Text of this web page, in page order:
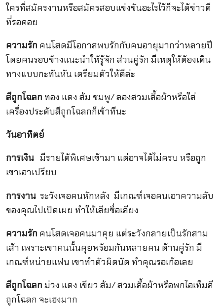
ใครที่สมัครงานหรือสมัครสอบแข่งขันอะไรไว้ก็จะได้ข่าวดี
ที่รอคอย
ความรัก คนโสดมีโอกาสพบรักกับคนอายุมากว่าหลายปี
โดยคนรอบข้างแนะนำให้รู้จัก ส่วนคู่รัก มีเหตุให้ต้องเดิน
ทางแบบกะทันหัน เตรียมตัวให้ดีล่ะ
สีถูกโฉลก ทอง แดง ส้ม ชมพู/ ลองสวมเสื้อผ้าหรือใส่
เครื่องประดับสีถูกโฉลกก็เข้าทีนะ
วันอาทิตย์
การเงิน มีรายได้พิเศษเข้ามา แต่อาจได้ไม่ครบ หรือถูก
เขาเอาเปรียบ
การงาน ระวังเจอคนหักหลัง มีเกณฑ์เจอคนเอาความลับ
ของคุณไปเปิดเผย ทำให้เสียชื่อเสียง
ความรัก คนโสดเจอคนมาคุย แต่ระวังกลายเป็นรักสาม
เส้า เพราะเขาคนนั้นคุยพร้อมกันหลายคน ด้านคู่รัก มี
เกณฑ์หน่ายแฟน เขาทำตัวผิดนัด ทำคุณรอเก้อเลย
สีถูกโฉลก ม่วง แดง เขียว ส้ม/ สวมเสื้อผ้าหรือพกไอเท็มสี
ถูกโฉลก จะเฮงมาก